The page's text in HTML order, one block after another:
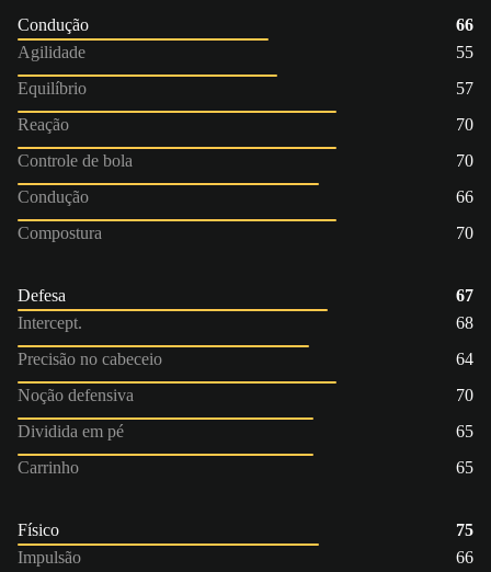
Condução
66
Agilidade
55
Equilíbrio
57
Reação
70
Controle de bola
70
Condução
66
Compostura
70
Defesa
67
Intercept.
68
Precisão no cabeceio
64
Noção defensiva
70
Dividida em pé
65
Carrinho
65
Físico
75
Impulsão
66